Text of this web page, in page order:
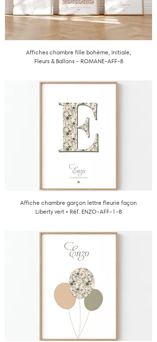
Affiches chambre fille bohème, Initiale,
Fleurs & Ballons - ROMANE-AFF-B
Affiche chambre garçon lettre fleurie façon
Liberty vert • Réf. ENZO-AFF-1-B